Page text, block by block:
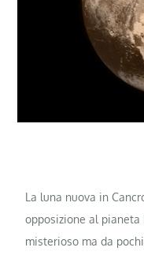
La luna nuova in
opposizione al
misterioso ma da